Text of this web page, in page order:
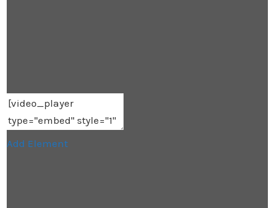
Add Element